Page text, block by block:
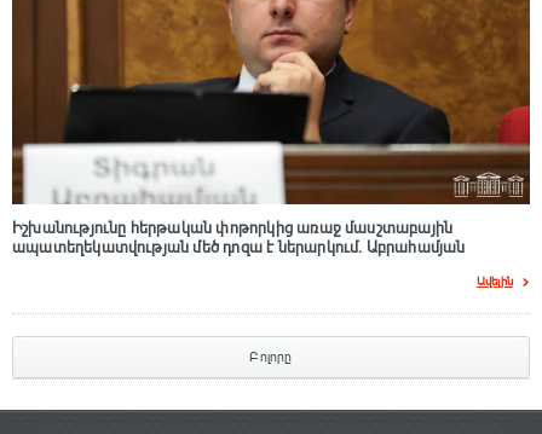
Իշխանությունը հերթական փոթորկից առաջ մասշտաբային
ապատեղեկատվության մեծ դnզա է ներարկում․ Աբրահամյան
Ավելին
Բոլորը